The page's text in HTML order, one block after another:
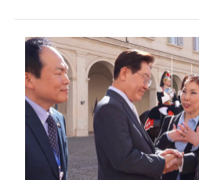
Mattarella
Lee
Jae
Myung
salutano